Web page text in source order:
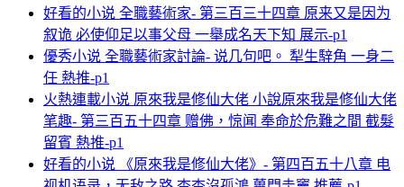
好看的小说 全職藝術家- 第三百三十四章 原来又是因为
叙诡 必使仰足以事父母 一舉成名天下知 展示-p1
優秀小说 全職藝術家討論- 说几句吧。 犁生騂角 一身二
任 熱推-p1
火熱連載小说 原來我是修仙大佬 小說原來我是修仙大佬
笔趣- 第三百五十四章 赠佛，惊闻 奉命於危難之間 截髮
留賓 熱推-p1
好看的小说 《原來我是修仙大佬》- 第四百五十八章 电